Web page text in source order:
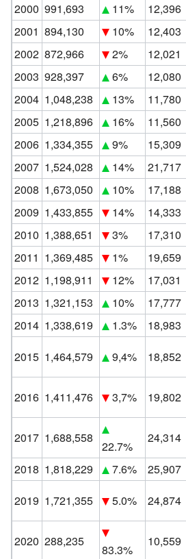
2000 991,693 11% 12,396
2001 894,130 10% 12,403
2002 872,966 2% 12,021
2003 928,397 6% 12,080
2004 1,048,238 13% 11,780
2005 1,218,896 16% 11,560
2006 1,334,355 9% 15,309
2007 1,524,028 14% 21,717
2008 1,673,050 10% 17,188
2009 1,433,855 14% 14,333
2010 1,388,651 3% 17,310
2011 1,369,485 1% 19,659
2012 1,198,911 12% 17,031
2013 1,321,153 10% 17,777
2014 1,338,619 1.3% 18,983
2015 1,464,579 9,4% 18,852
2016 1,411,476 3,7% 19,802
2017 1,688,558
22.7%
24,314
2018 1,818,229 7.6% 25,907
2019 1,721,355 5.0% 24,874
2020 288,235
83.3%
10,559